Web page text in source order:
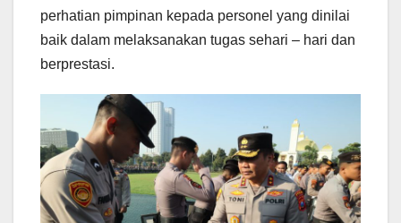
perhatian pimpinan kepada personel yang dinilai
baik dalam melaksanakan tugas sehari – hari dan
berprestasi.